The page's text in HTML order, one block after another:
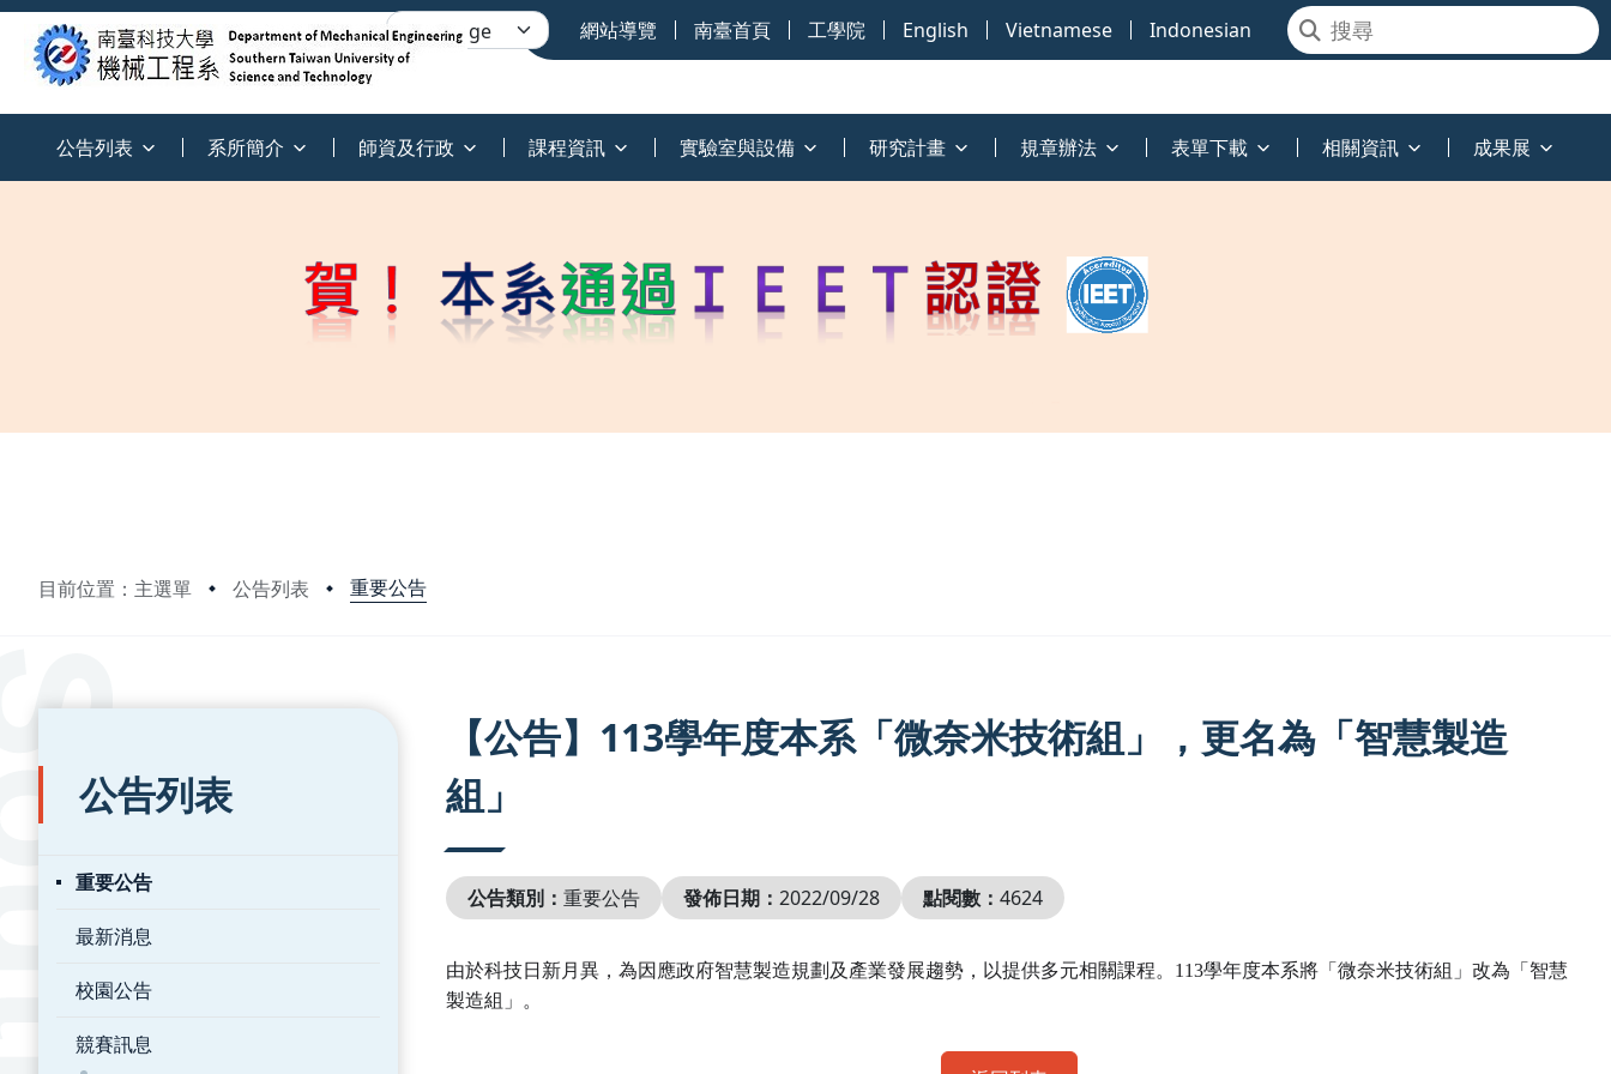
網站導覽 南臺首頁 工學院 English Vietnamese Indonesian
公告列表 系所簡介 師資及行政 課程資訊 實驗室與設備 研究計畫 規章辦法 表單下載 相關資訊 成果展
目前位置：主選單 公告列表 重要公告
:::
公告列表
重要公告
最新消息
校園公告
競賽訊息
【公告】113學年度本系「微奈米技術組」，更名為「智慧製造
組」
公告類別： 重要公告 發佈日期： 2022/09/28 點閱數： 4624
由於科技日新月異，為因應政府智慧製造規劃及產業發展趨勢，以提供多元相關課程。113學年度本系將「微奈米技術組」改為「智慧
製造組」。